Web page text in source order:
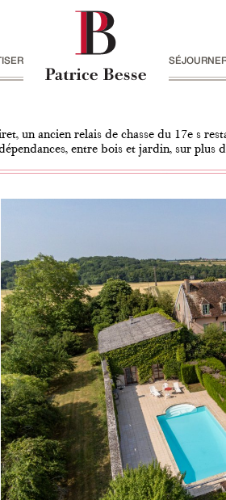
un ancien relais de chasse du 17e s
entre bois et jardin, sur plus